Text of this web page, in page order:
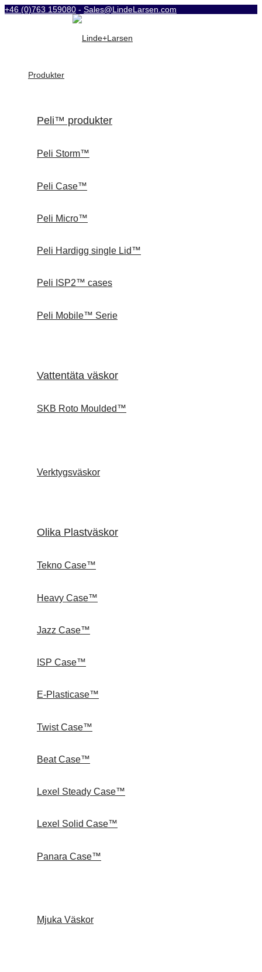
+46 (0)763 159080 - Sales@LindeLarsen.com
Produkter
Peli™ produkter
Peli Storm™
Peli Case™
Peli Micro™
Peli Hardigg single Lid™
Peli ISP2™ cases
Peli Mobile™ Serie
Vattentäta väskor
SKB Roto Moulded™
Verktygsväskor
Olika Plastväskor
Tekno Case™
Heavy Case™
Jazz Case™
ISP Case™
E-Plasticase™
Twist Case™
Beat Case™
Lexel Steady Case™
Lexel Solid Case™
Panara Case™
Mjuka Väskor